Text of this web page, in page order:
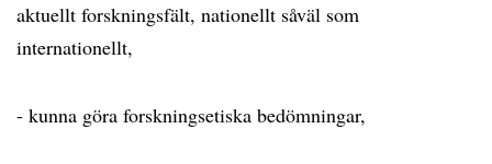
aktuellt forskningsfält, nationellt såväl som
internationellt,
- kunna göra forskningsetiska bedömningar,